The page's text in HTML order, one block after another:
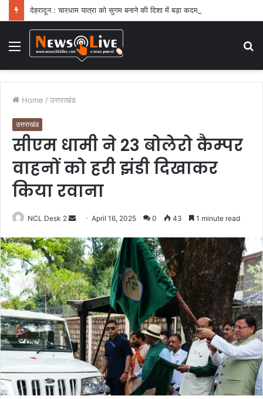
देहरादून : चारधाम यात्रा को सुगम बनाने की दिशा में बड़ा कदम
Menu
Home / उत्तराखंड
उत्तराखंड
सीएम धामी ने 23 बोलेरो कैम्पर
वाहनों को हरी झंडी दिखाकर
किया रवाना
NCL Desk 2
n
d
a
n
e
m
a
i
l
April 16, 2025 0 43 1 minute read